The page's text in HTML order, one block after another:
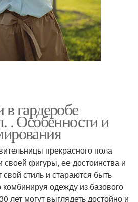
гардеробе
. Особенности и
прекрасного пола
своей фигуры, ее достоинства и
стиль и стараются быть
одежду из базового
лет могут выглядеть достойно и